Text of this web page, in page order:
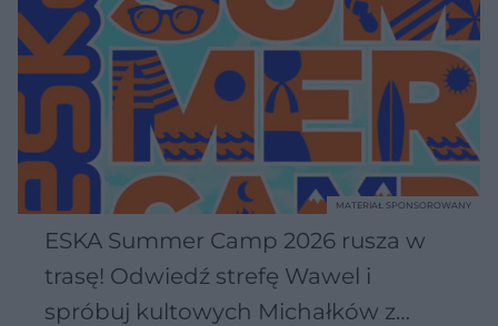
ESKA Summer Camp 2026 rusza w
trasę! Odwiedź strefę Wawel i
spróbuj kultowych Michałków z
MATERIAŁ SPONSOROWANY